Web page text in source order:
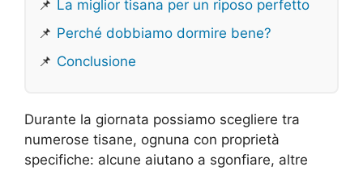
📌 La miglior tisana per un riposo perfetto
📌 Perché dobbiamo dormire bene?
📌 Conclusione
Durante la giornata possiamo scegliere tra
numerose tisane, ognuna con proprietà
specifiche: alcune aiutano a sgonfiare, altre